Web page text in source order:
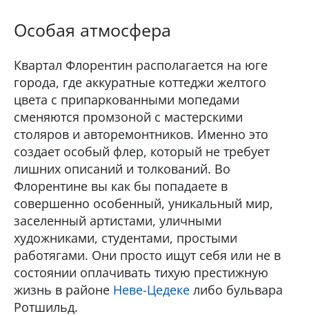
Особая атмосфера
Квартал Флорентин располагается на юге
города, где аккуратные коттеджи желтого
цвета с припаркованными мопедами
сменяются промзоной с мастерскими
столяров и авторемонтников. Именно это
создает особый флер, который не требует
лишних описаний и толкований. Во
Флорентине вы как бы попадаете в
совершенно особенный, уникальный мир,
заселенный артистами, уличными
художниками, студентами, простыми
работягами. Они просто ищут себя или не в
состоянии оплачивать тихую престижную
жизнь в районе Неве-Цедеке либо бульвара
Ротшильд.